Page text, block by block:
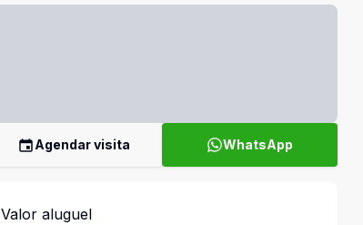
Agendar visita WhatsApp
Valor aluguel